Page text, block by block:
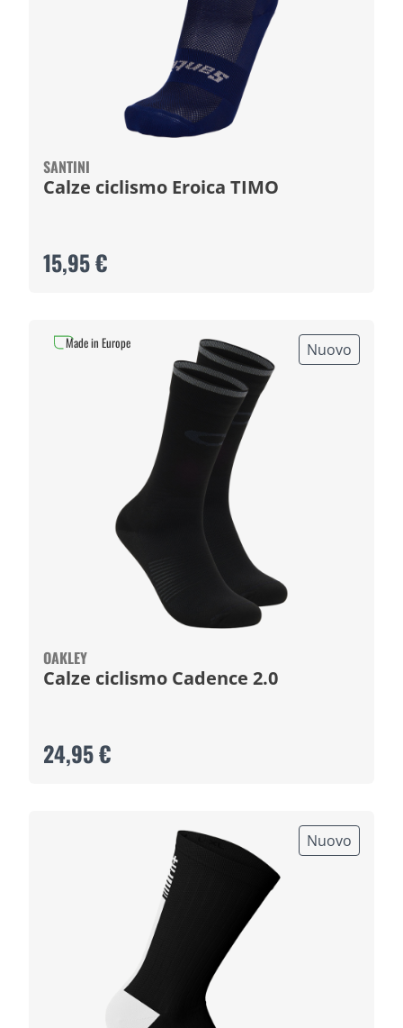
SANTINI
Calze ciclismo Eroica TIMO
15,95 €
Nuovo
OAKLEY
Calze ciclismo Cadence 2.0
24,95 €
Made in Europe
Nuovo